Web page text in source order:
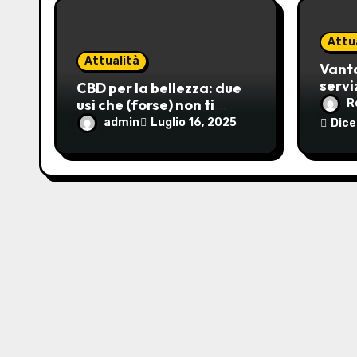
a
o
Attualità
CBD per la bellezza: due
usi che (forse) non ti
aspetti
admin Luglio 16, 2025